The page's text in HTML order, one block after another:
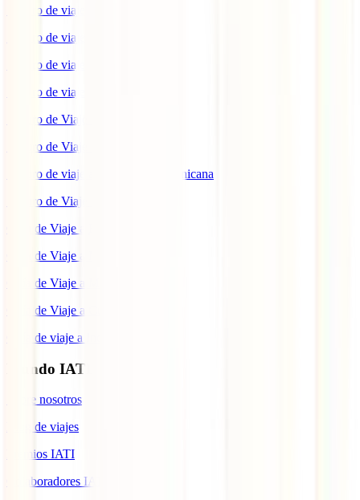
Seguro de viaje a Indonesia
Seguro de viaje a Marruecos
Seguro de viaje a Reino Unido
Seguro de viaje a México
Seguro de Viaje a Tailandia
Seguro de Viaje a China
Seguro de viaje a República Dominicana
Seguro de Viaje a Colombia
Guía de Viaje a Estados Unidos
Guía de Viaje a México
Guía de Viaje a Marruecos
Guía de Viaje a Cuba
Guía de viaje a Indonesia
Mundo IATI
Sobre nosotros
Blog de viajes
Premios IATI
Colaboradores IATI